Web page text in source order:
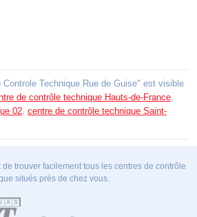
Technique Rue de Guise" est visible
de contrôle technique Hauts-de-France,
02, centre de contrôle technique Saint-
trouver facilement tous les centres de contrôle
situés près de chez vous.